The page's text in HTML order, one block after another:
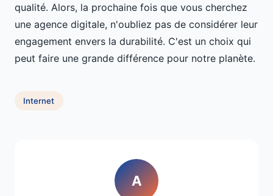
qualité. Alors, la prochaine fois que vous cherchez
une agence digitale, n'oubliez pas de considérer leur
engagement envers la durabilité. C'est un choix qui
peut faire une grande différence pour notre planète.
Internet
A